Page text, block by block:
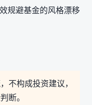
规避基金的风格漂移
不构成投资建议，
断。